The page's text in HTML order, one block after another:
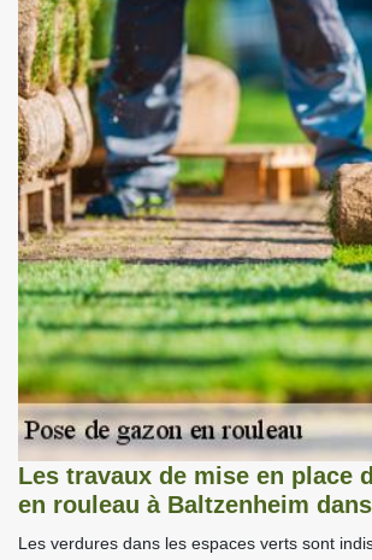
Les travaux de mise en place
en rouleau à Baltzenheim
Les verdures dans les espaces verts sont